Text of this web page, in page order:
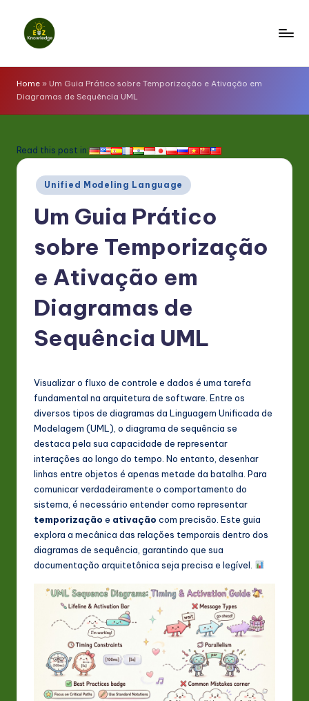
z
K
o
w
L
Home » Um Guia Prático sobre Temporização e Ativação em
Diagramas de Sequência UML
Read this post in:
Posted
in
Unified Modeling Language
Um Guia Prático
sobre Temporização
e Ativação em
Diagramas de
Sequência UML
Visualizar o fluxo de controle e dados é uma tarefa
fundamental na arquitetura de software. Entre os
diversos tipos de diagramas da Linguagem Unificada de
Modelagem (UML), o diagrama de sequência se
destaca pela sua capacidade de representar
interações ao longo do tempo. No entanto, desenhar
linhas entre objetos é apenas metade da batalha. Para
comunicar verdadeiramente o comportamento do
sistema, é necessário entender como representar
temporização e ativação com precisão. Este guia
explora a mecânica das relações temporais dentro dos
diagramas de sequência, garantindo que sua
documentação arquitetônica seja precisa e legível.